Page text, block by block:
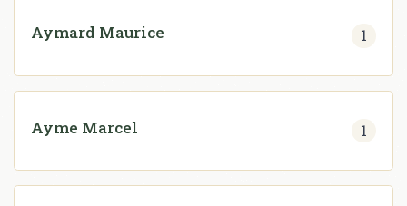
Aymard Maurice 1
Ayme Marcel 1